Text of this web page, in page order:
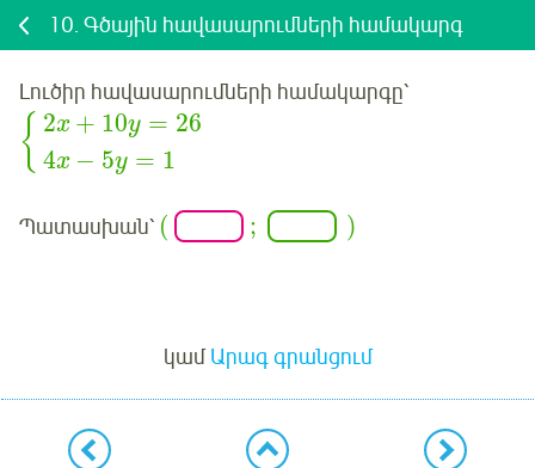
10. Գծային հավասարումների համակարգ
Լուծիր հավասարումների համակարգը՝
{ 2x + 10y = 26
4x − 5y = 1
Պատասխան՝ ( ; )
կամԱրագ գրանցում